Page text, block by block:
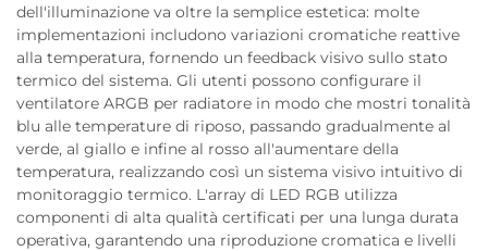
dell'illuminazione va oltre la semplice estetica: molte
implementazioni includono variazioni cromatiche reattive
alla temperatura, fornendo un feedback visivo sullo stato
termico del sistema. Gli utenti possono configurare il
ventilatore ARGB per radiatore in modo che mostri tonalità
blu alle temperature di riposo, passando gradualmente al
verde, al giallo e infine al rosso all'aumentare della
temperatura, realizzando così un sistema visivo intuitivo di
monitoraggio termico. L'array di LED RGB utilizza
componenti di alta qualità certificati per una lunga durata
operativa, garantendo una riproduzione cromatica e livelli